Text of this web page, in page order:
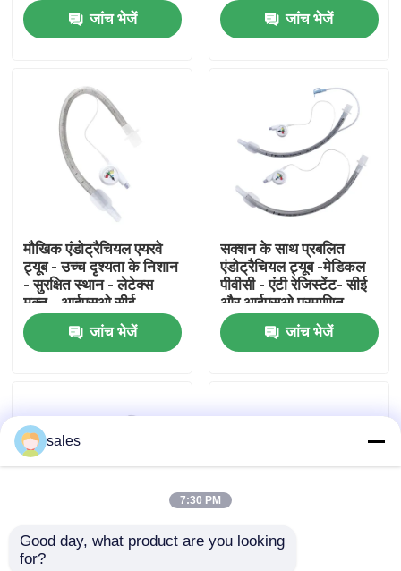
उत्पाद
वीआर दिखाएँ
फैक्टरी यात्रा
गुणवत्ता नियंत्रण
एक बोली का अनुरोध
स्वरयंत्र मुखौटा वायुमार्ग
जांच भेजें
जांच भेजें
मौखिक एंडोट्रैचियल एयरवे
ट्यूब - उच्च दृश्यता के निशान
- सुरक्षित स्थान - लेटेक्स
मुक्त - आईएसओ सीई
प्रमाणन
जांच भेजें
सक्शन के साथ प्रबलित
एंडोट्रैचियल ट्यूब -मेडिकल
पीवीसी - एंटी रेजिस्टेंट- सीई
और आईएसओ प्रमाणित
जांच भेजें
डिस्पोजेबल प्रबलित
sales
7:30 PM
Good day, what product are you looking
for?